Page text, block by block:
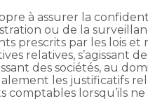
à assurer la
ou de la
prescrits par les lois et
relatives, s’agissant
des sociétés, au
les justificatifs
lorsqu’ils ne